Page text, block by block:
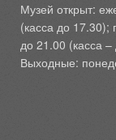
Музей открыт:
(касса до 17.30);
до 21.00 (касса
Выходные: